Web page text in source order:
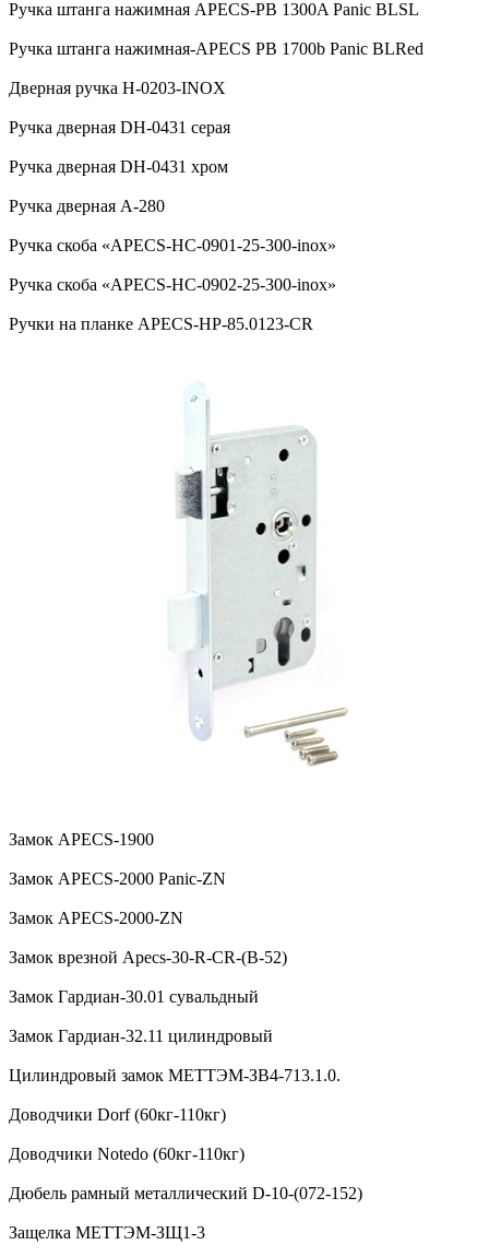
Ручка штанга нажимная APECS-PB 1300A Panic BLSL
Ручка штанга нажимная-APECS PB 1700b Panic BLRed
Дверная ручка H-0203-INOX
Ручка дверная DH-0431 серая
Ручка дверная DH-0431 хром
Ручка дверная А-280
Ручка скоба «APECS-HC-0901-25-300-inox»
Ручка скоба «APECS-HC-0902-25-300-inox»
Ручки на планке APECS-HP-85.0123-CR
Замок APECS-1900
Замок APECS-2000 Panic-ZN
Замок APECS-2000-ZN
Замок врезной Apecs-30-R-CR-(B-52)
Замок Гардиан-30.01 сувальдный
Замок Гардиан-32.11 цилиндровый
Цилиндровый замок МЕТТЭМ-ЗВ4-713.1.0.
Доводчики Dorf (60кг-110кг)
Доводчики Notedo (60кг-110кг)
Дюбель рамный металлический D-10-(072-152)
Защелка МЕТТЭМ-ЗЩ1-3